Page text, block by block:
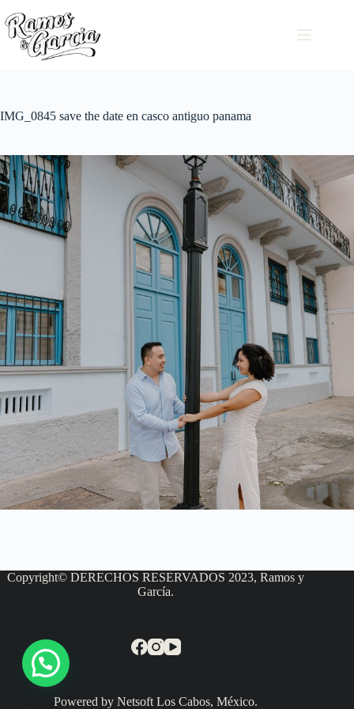
IMG_0845 save the date en casco antiguo panama
Copyright© DERECHOS RESERVADOS 2023, Ramos y
García.
Powered by Netsoft Los Cabos, México.